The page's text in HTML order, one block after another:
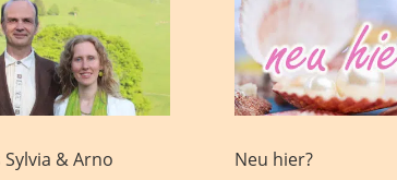
& Arno Neu hier?